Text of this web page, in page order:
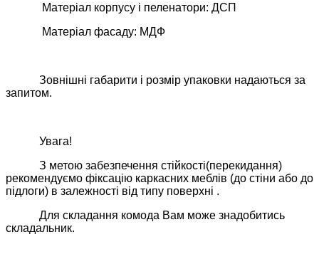
Матеріал корпусу і пеленатори: ДСП
Матеріал фасаду: МДФ
Зовнішні габарити і розмір упаковки надаються за
запитом.
Увага!
З метою забезпечення стійкості(перекидання)
рекомендуємо фіксацію каркасних меблів (до стіни або до
підлоги) в залежності від типу поверхні .
Для складання комода Вам може знадобитись
складальник.